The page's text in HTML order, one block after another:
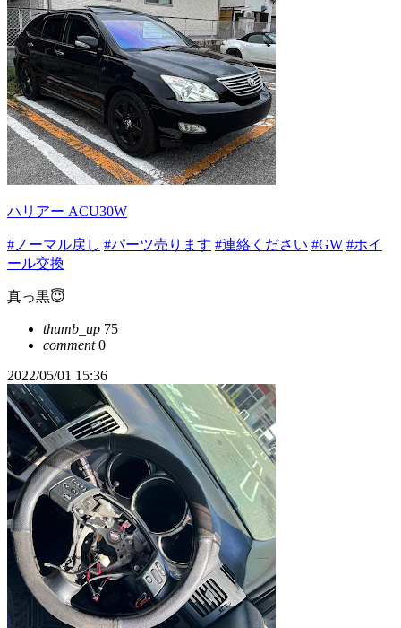
ハリアー ACU30W
#ノーマル戻し #パーツ売ります #連絡ください #GW #ホイ
ール交換
真っ黒😇
thumb_up 75
comment0
2022/05/01 15:36